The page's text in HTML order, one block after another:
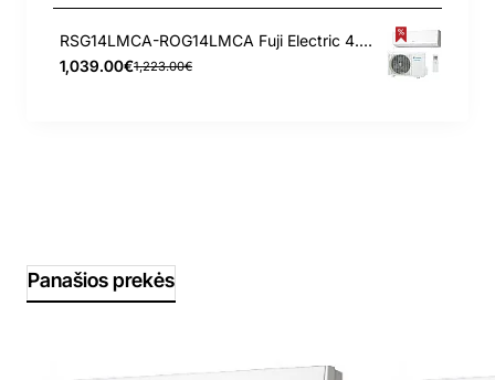
RSG14LMCA-ROG14LMCA Fuji Electric 4.0/5.0 kW kondicionierius
1,039.00€1,223.00€
Panašios prekės